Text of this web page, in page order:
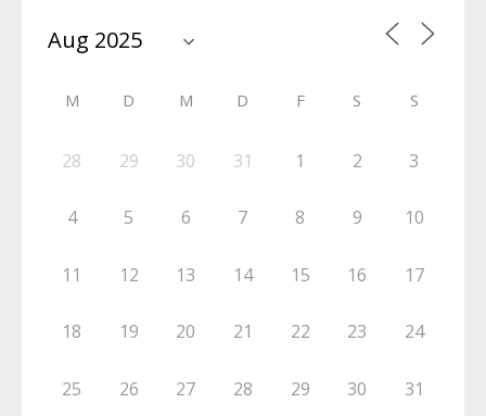
M D M D F S S
28 29 30 31 1 2 3
4 5 6 7 8 9 10
11 12 13 14 15 16 17
18 19 20 21 22 23 24
25 26 27 28 29 30 31